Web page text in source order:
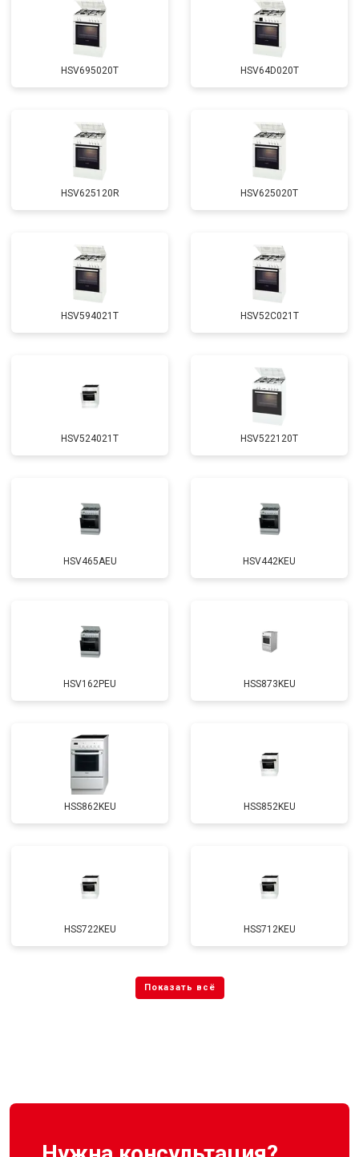
HSV695020T HSV64D020T
HSV625120R HSV625020T
HSV594021T HSV52C021T
HSV524021T HSV522120T
HSV465AEU HSV442KEU
HSV162PEU HSS873KEU
HSS862KEU HSS852KEU
HSS722KEU HSS712KEU